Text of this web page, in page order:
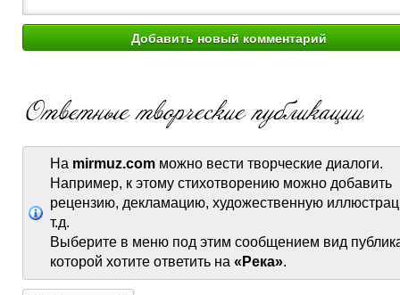
На mirmuz.com можно вести творческие диалоги.
Например, к этому стихотворению можно добавить
рецензию, декламацию, художественную
т.д.
Выберите в меню под этим сообщением вид
которой хотите ответить на «Река».